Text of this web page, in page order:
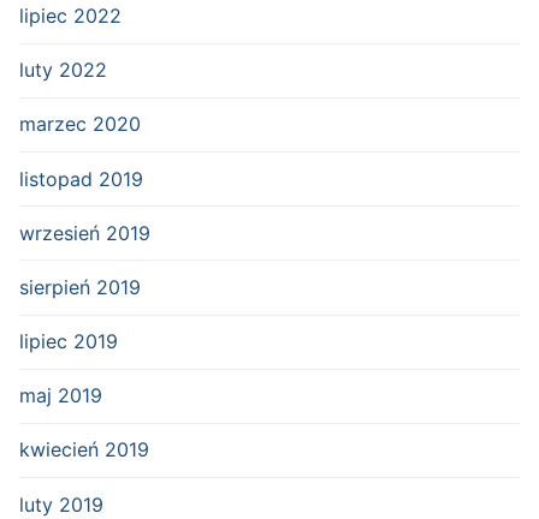
lipiec 2022
luty 2022
marzec 2020
listopad 2019
wrzesień 2019
sierpień 2019
lipiec 2019
maj 2019
kwiecień 2019
luty 2019